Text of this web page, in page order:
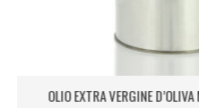
OLIO EXTRA VERGINE